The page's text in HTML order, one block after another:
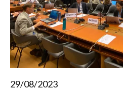
29/08/2023